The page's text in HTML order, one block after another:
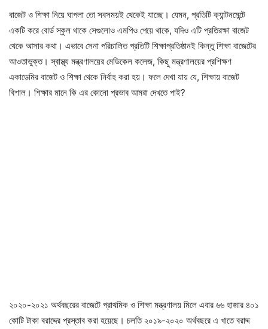
বাজেট ও শিক্ষা নিয়ে ঘাপলা তো সবসময়ই থেকেই যাচ্ছে। যেমন, প্রতিটি ক্যান্টনমেন্টে
একটি করে বোর্ড স্কুল থাকে সেগুলোও এমপিও পেয়ে থাকে, যদিও এটি প্রতিরক্ষা বাজেট
থেকে আসার কথা। এভাবে সেনা পরিচালিত প্রতিটি শিক্ষাপ্রতিষ্ঠানই কিন্তু শিক্ষা বাজেটের
আওতাভুক্ত। স্বাস্থ্য মন্ত্রণালয়ের মেডিকেল কলেজ, কিছু মন্ত্রণালয়ের প্রশিক্ষণ
একাডেমির বাজেট ও শিক্ষা থেকে নির্বাহ করা হয়। ফলে দেখা যায় যে, শিক্ষায় বাজেট
বিশাল। শিক্ষার মানে কি এর কোনো প্রভাব আমরা দেখতে পাই?
২০২০-২০২১ অর্থবছরের বাজেটে প্রাথমিক ও শিক্ষা মন্ত্রণালয় মিলে এবার ৬৬ হাজার ৪০১
কোটি টাকা বরাদ্দের প্রস্তাব করা হয়েছে। চলতি ২০১৯-২০২০ অর্থবছরে এ খাতে বরাদ্দ